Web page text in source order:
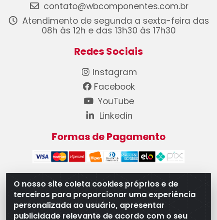
O nosso site coleta cookies próprios e de
terceiros para proporcionar uma experiência
personalizada ao usuário, apresentar
publicidade relevante de acordo com o seu
contato@wbcomponentes.com.br
Atendimento de segunda a sexta-feira das
08h às 12h e das 13h30 às 17h30
Redes Sociais
Instagram
Facebook
YouTube
Linkedin
Formas de Pagamento
WB Componentes Automotivos LTDA - CNPJ
08.528.393/0001-12 - Rua do Níquel, 667 - Parque
Oeste Industrial, Goiânia/GO - CEP 74375-660